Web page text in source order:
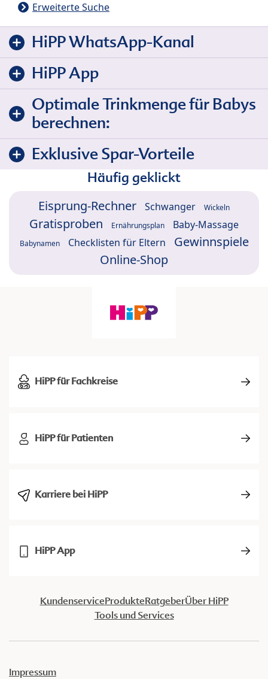
Erweiterte Suche
HiPP WhatsApp-Kanal
HiPP App
Optimale Trinkmenge für Babys
berechnen:
Exklusive Spar-Vorteile
Häufig geklickt
Eisprung-Rechner Schwanger Wickeln
Gratisproben Ernährungsplan Baby-Massage
Babynamen Checklisten für Eltern
Gewinnspiele
Online-Shop
HiPP für Fachkreise
HiPP für Patienten
Karriere bei HiPP
HiPP App
KundenserviceProdukteRatgeberÜber HiPP
Tools und Services
Impressum